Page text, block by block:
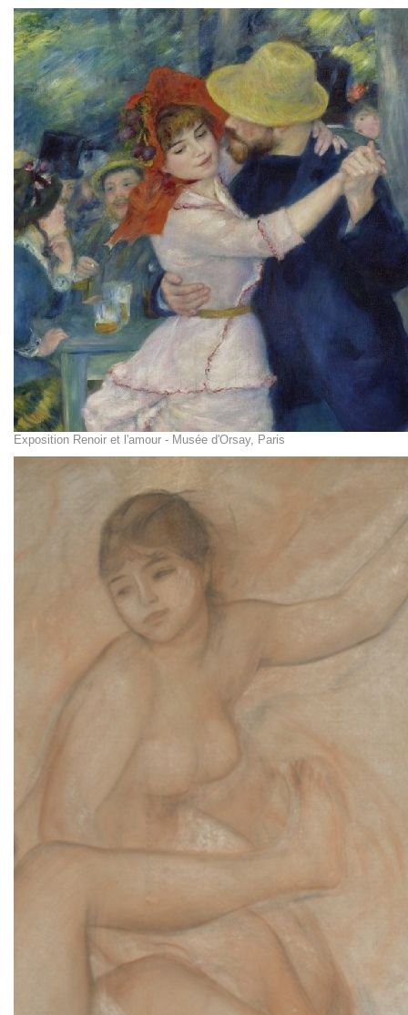
Exposition Renoir et l'amour - Musée d'Orsay, Paris